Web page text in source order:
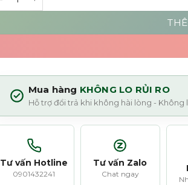
Mua hàng KHÔNG LO RỦI RO
Hỗ trợ đổi trả khi không hài lòng - Không
Tư vấn Hotline
0901432241
Tư vấn Zalo
Chat ngay